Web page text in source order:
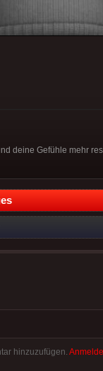
deine Gefühle mehr
hinzuzufügen.